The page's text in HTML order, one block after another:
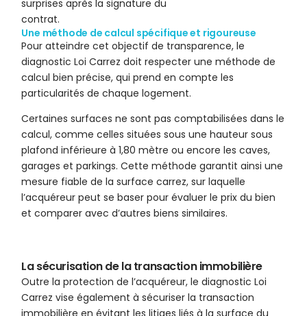
surprises après la signature du
contrat.
Une méthode de calcul spécifique et rigoureuse
Pour atteindre cet objectif de transparence, le
diagnostic Loi Carrez doit respecter une méthode de
calcul bien précise, qui prend en compte les
particularités de chaque logement.
Certaines surfaces ne sont pas comptabilisées dans le
calcul, comme celles situées sous une hauteur sous
plafond inférieure à 1,80 mètre ou encore les caves,
garages et parkings. Cette méthode garantit ainsi une
mesure fiable de la surface carrez, sur laquelle
l’acquéreur peut se baser pour évaluer le prix du bien
et comparer avec d’autres biens similaires.
La sécurisation de la transaction immobilière
Outre la protection de l’acquéreur, le diagnostic Loi
Carrez vise également à sécuriser la transaction